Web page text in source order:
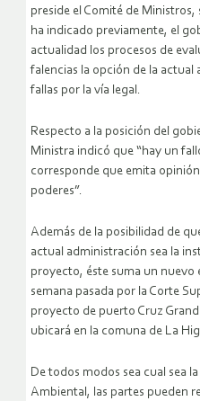
preside el Comité de
ha indicado previamente, el
actualidad los procesos de
falencias la opción de la actual
fallas por la vía legal.
Respecto a la posición del
Ministra indicó que “hay un
corresponde que emita
poderes”.
Además de la posibilidad de
actual administración sea la
proyecto, éste suma un nuevo
semana pasada por la Corte
proyecto de puerto Cruz
ubicará en la comuna de La
De todos modos sea cual sea
Ambiental, las partes pueden